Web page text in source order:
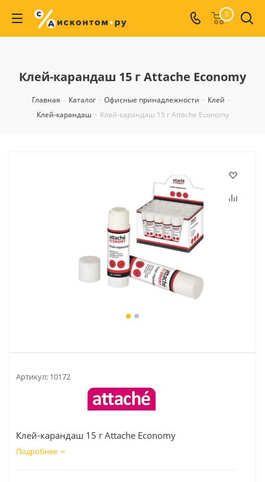
0
Клей-карандаш 15 г Attache Economy
Главная - Каталог - Офисные принадлежности - Клей -
Клей-карандаш - Клей-карандаш 15 г Attache Economy
Артикул: 10172
Клей-карандаш 15 г Attache Economy
Подробнее